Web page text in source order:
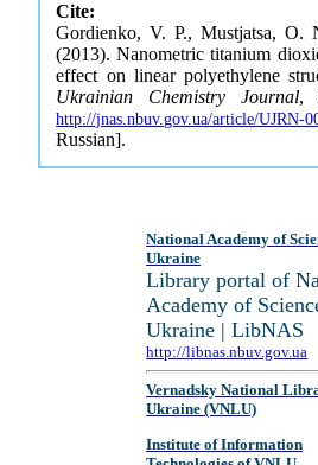
Cite:
Gordienko, V. P., Mustjatsa,
(2013). Nanometric titanium
effect on linear polyethylene
Ukrainian Chemistry Journal,
http://jnas.nbuv.gov.ua/article/UJRN-
Russian].
National Academy of
Ukraine
Library portal of
Academy of
Ukraine | LibNAS
http://libnas.nbuv.gov.ua
Vernadsky National
Ukraine (VNLU)
Institute of Information